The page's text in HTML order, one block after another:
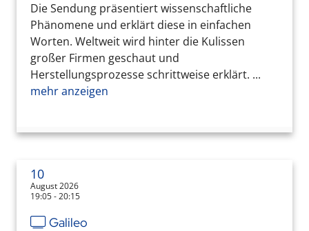
Die Sendung präsentiert wissenschaftliche
Phänomene und erklärt diese in einfachen
Worten. Weltweit wird hinter die Kulissen
großer Firmen geschaut und
Herstellungsprozesse schrittweise erklärt. ...
mehr anzeigen
10
August 2026
19:05 - 20:15
Galileo